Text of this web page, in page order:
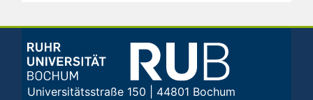
Universitätsstraße 150 | 44801 Bochum